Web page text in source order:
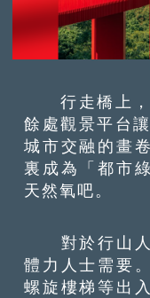
行走橋上，
餘處觀景平台
城市交融的畫
裏成為「都市
天然氧吧。
對於行山人
體力人士需要
螺旋樓梯等出